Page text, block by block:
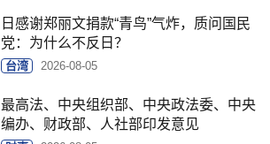
日感谢郑丽文捐款“青鸟”气炸，质问国民
党：为什么不反日？
台湾 2026-08-05
最高法、中央组织部、中央政法委、中央
编办、财政部、人社部印发意见